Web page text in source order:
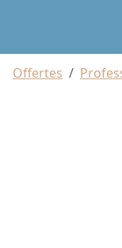
Offertes